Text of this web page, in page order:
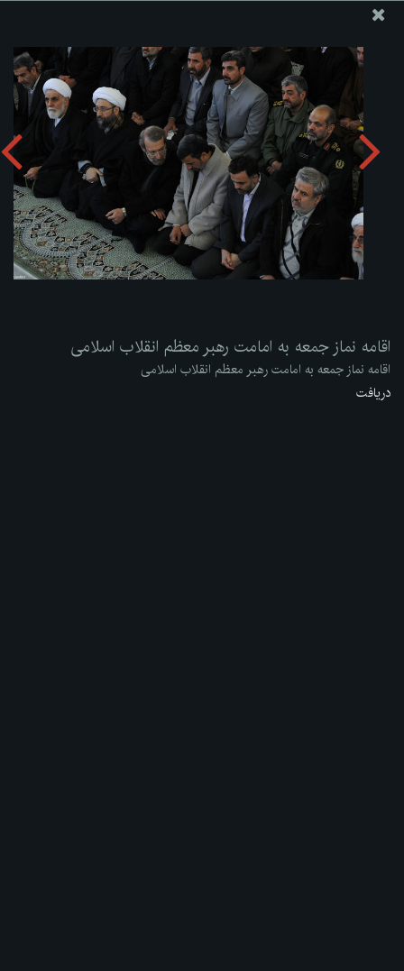
ارسال نامه
وجوهات
اقامه نماز جمعه به امامت رهبر معظم انقلاب اسلامی
دریافت آلبوم:zip
اقامه نماز جمعه به امامت رهبر معظم انقلاب اسلامی
اقامه نماز جمعه به امامت رهبر معظم انقلاب اسلامی
دریافت